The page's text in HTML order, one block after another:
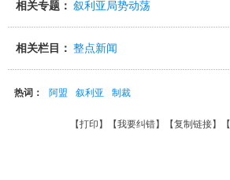
相关专题： 叙利亚局势动荡
相关栏目： 整点新闻
热词： 阿盟 叙利亚 制裁
【打印 】【我要纠错】【复制链接】【